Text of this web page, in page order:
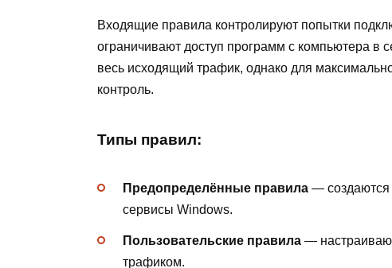
Входящие правила контролируют попытки
ограничивают доступ программ с компьютера в
весь исходящий трафик, однако для
контроль.
Типы правил:
Предопределённые правила — создаются
сервисы Windows.
Пользовательские правила —
трафиком.